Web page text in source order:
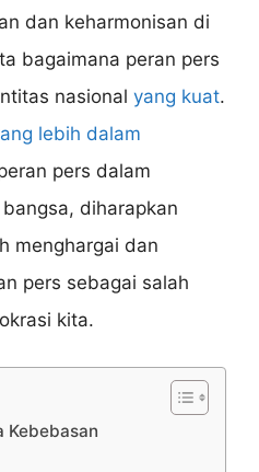
dan keharmonisan di
bagaimana peran pers
nasional yang kuat.
lebih dalam
pers dalam
diharapkan
menghargai dan
pers sebagai salah
kita.
Kebebasan